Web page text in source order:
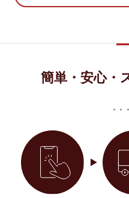
簡単・安心・